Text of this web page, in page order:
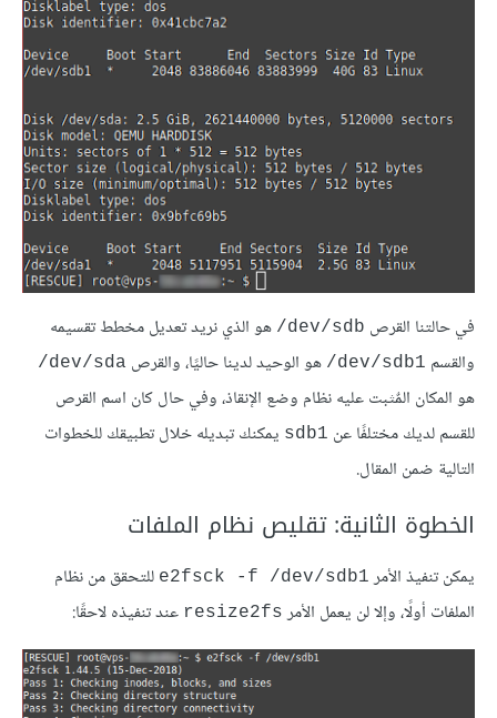
في حالتنا القرص ‎/dev/sdb هو الذي نريد تعديل مخطط تقسيمه
والقسم ‎/dev/sdb1 هو الوحيد لدينا حاليًا، والقرص ‎/dev/sda
هو المكان المٌثبت عليه نظام وضع الإنقاذ، وفي حال كان اسم القرص
للقسم لديك مختلفًا عن sdb1 يمكنك تبديله خلال تطبيقك للخطوات
التالية ضمن المقال.
الخطوة الثانية: تقليص نظام الملفات
يمكن تنفيذ الأمر e2fsck -f /dev/sdb1 للتحقق من نظام
الملفات أولًا، وإلا لن يعمل الأمر resize2fs عند تنفيذه لاحقًا: